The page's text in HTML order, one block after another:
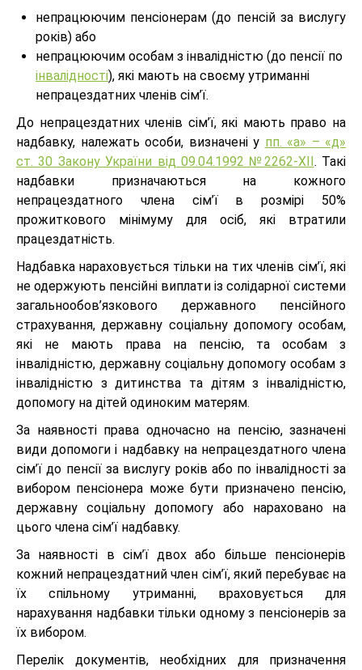
непрацюючим пенсіонерам (до пенсій за вислугу
років) або
непрацюючим особам з інвалідністю (до пенсії по
інвалідності), які мають на своєму утриманні
непрацездатних членів сім’ї.
До непрацездатних членів сім’ї, які мають право на
надбавку, належать особи, визначені у пп. «а» – «д»
ст. 30 Закону України від 09.04.1992 №2262-XII. Такі
надбавки призначаються на кожного
непрацездатного члена сім’ї в розмірі 50%
прожиткового мінімуму для осіб, які втратили
працездатність.
Надбавка нараховується тільки на тих членів сім’ї, які
не одержують пенсійні виплати із солідарної системи
загальнообов’язкового державного пенсійного
страхування, державну соціальну допомогу особам,
які не мають права на пенсію, та особам з
інвалідністю, державну соціальну допомогу особам з
інвалідністю з дитинства та дітям з інвалідністю,
допомогу на дітей одиноким матерям.
За наявності права одночасно на пенсію, зазначені
види допомоги і надбавку на непрацездатного члена
сім’ї до пенсії за вислугу років або по інвалідності за
вибором пенсіонера може бути призначено пенсію,
державну соціальну допомогу або нараховано на
цього члена сім’ї надбавку.
За наявності в сім’ї двох або більше пенсіонерів
кожний непрацездатний член сім’ї, який перебуває на
їх спільному утриманні, враховується для
нарахування надбавки тільки одному з пенсіонерів за
їх вибором.
Перелік документів, необхідних для призначення